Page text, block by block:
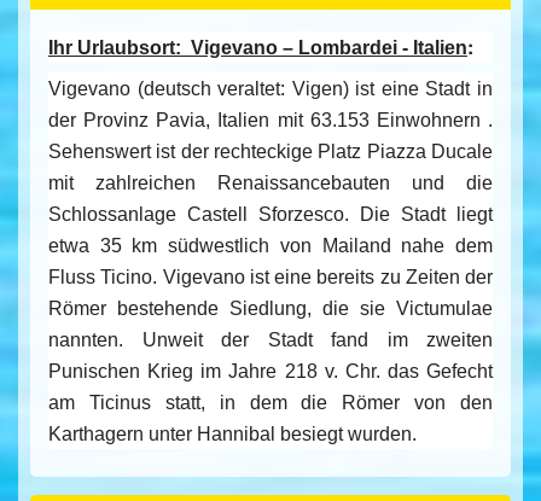
Ihr Urlaubsort: Vigevano – Lombardei - Italien:
Vigevano (deutsch veraltet: Vigen) ist eine Stadt in
der Provinz Pavia, Italien mit 63.153 Einwohnern .
Sehenswert ist der rechteckige Platz Piazza Ducale
mit zahlreichen Renaissancebauten und die
Schlossanlage Castell Sforzesco. Die Stadt liegt
etwa 35 km südwestlich von Mailand nahe dem
Fluss Ticino. Vigevano ist eine bereits zu Zeiten der
Römer bestehende Siedlung, die sie Victumulae
nannten. Unweit der Stadt fand im zweiten
Punischen Krieg im Jahre 218 v. Chr. das Gefecht
am Ticinus statt, in dem die Römer von den
Karthagern unter Hannibal besiegt wurden.